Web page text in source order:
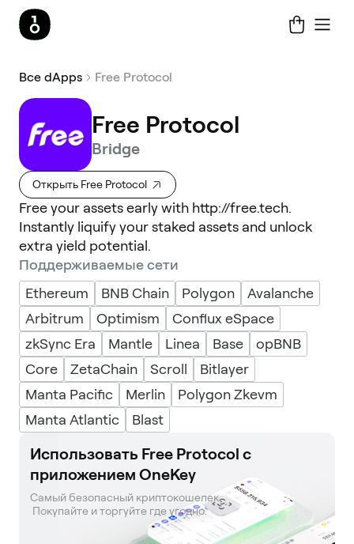
Все dApps Free Protocol
Free Protocol
Bridge
Открыть Free Protocol
Free your assets early with http://free.tech.
Instantly liquify your staked assets and unlock
extra yield potential.
Поддерживаемые сети
Ethereum
BNB Chain Polygon
Avalanche
Arbitrum
Optimism
Conflux eSpace
zkSync Era
Mantle Linea Base
opBNB
Core
ZetaChain Scroll
Bitlayer
Manta Pacific
Merlin
Polygon Zkevm
Manta Atlantic
Blast
Использовать Free Protocol с
приложением OneKey
Самый безопасный криптокошелек.
Покупайте и торгуйте где угодно.